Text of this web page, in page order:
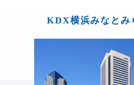
KDX横浜みなとみ